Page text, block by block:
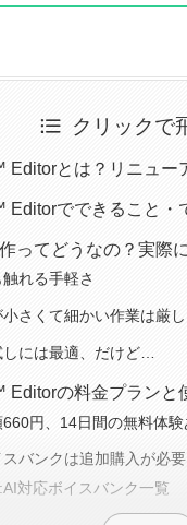
クリックで
Editorとは？リニュー
でできること・
ってどうなの？実際
れる手軽さ
さくて細かい作業は厳
には最適、だけど…
の料金プランと
円、14日間の無料体験
バンクは追加購入が必要
対応ボイスバンク一覧